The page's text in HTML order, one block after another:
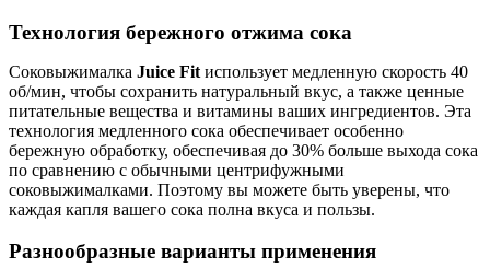
Технология бережного отжима сока
Соковыжималка Juice Fit использует медленную скорость 40
об/мин, чтобы сохранить натуральный вкус, а также ценные
питательные вещества и витамины ваших ингредиентов. Эта
технология медленного сока обеспечивает особенно
бережную обработку, обеспечивая до 30% больше выхода сока
по сравнению с обычными центрифужными
соковыжималками. Поэтому вы можете быть уверены, что
каждая капля вашего сока полна вкуса и пользы.
Разнообразные варианты применения